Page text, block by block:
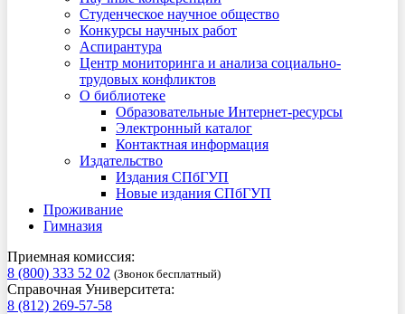
Студенческое научное общество
Конкурсы научных работ
Аспирантура
Центр мониторинга и анализа социально-
трудовых конфликтов
О библиотеке
Образовательные Интернет-ресурсы
Электронный каталог
Контактная информация
Издательство
Издания СПбГУП
Новые издания СПбГУП
Проживание
Гимназия
Приемная комиссия:
8 (800) 333 52 02 (Звонок бесплатный)
Справочная Университета:
8 (812) 269-57-58